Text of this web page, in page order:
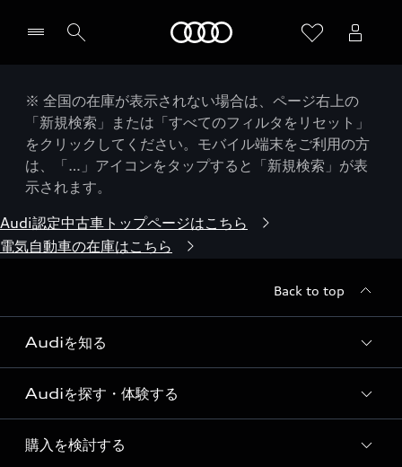
※ 全国の在庫が表示されない場合は、ページ右上の
「新規検索」または「すべてのフィルタをリセット」
をクリックしてください。モバイル端末をご利用の方
は、「…」アイコンをタップすると「新規検索」が表
示されます。
Audi認定中古車トップページはこちら
電気自動車の在庫はこちら
Back to top
Audiを知る
Audi ブランド
Story of Progress
Audiを探す・体験する
ディーラー検索
購入を検討する